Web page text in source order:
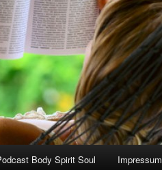
Body Spirit Soul Impressum